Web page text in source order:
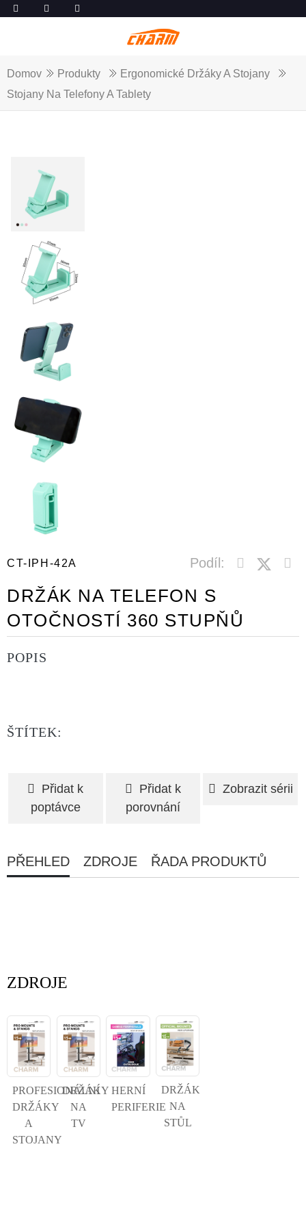
Domov Produkty
Ergonomické Držáky A Stojany
Stojany Na Telefony A Tablety
CT-IPH-42A Podíl:
DRŽÁK NA TELEFON S
OTOČNOSTÍ 360 STUPŇŮ
POPIS
ŠTÍTEK:
Přidat k
poptávce
Přidat k
porovnání
Zobrazit sérii
PŘEHLED ZDROJE ŘADA PRODUKTŮ
ZDROJE
PROFESIONÁLNÍ
DRŽÁKY
A
STOJANY
DRŽÁKY
NA
TV
HERNÍ
PERIFERIE
DRŽÁK
NA
STŮL
VYBERTE SI SVOU VLASTNÍ IDENTITU
ODESLAT ŽÁDOST